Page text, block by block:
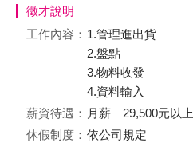
徵才說明
工作內容： 1.管理進出貨
2.盤點
3.物料收發
4.資料輸入
薪資待遇： 月薪 29,500元以上
休假制度： 依公司規定